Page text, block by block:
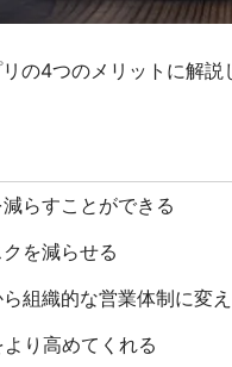
の4つのメリットに解説
らすことができる
を減らせる
組織的な営業体制に変
り高めてくれる